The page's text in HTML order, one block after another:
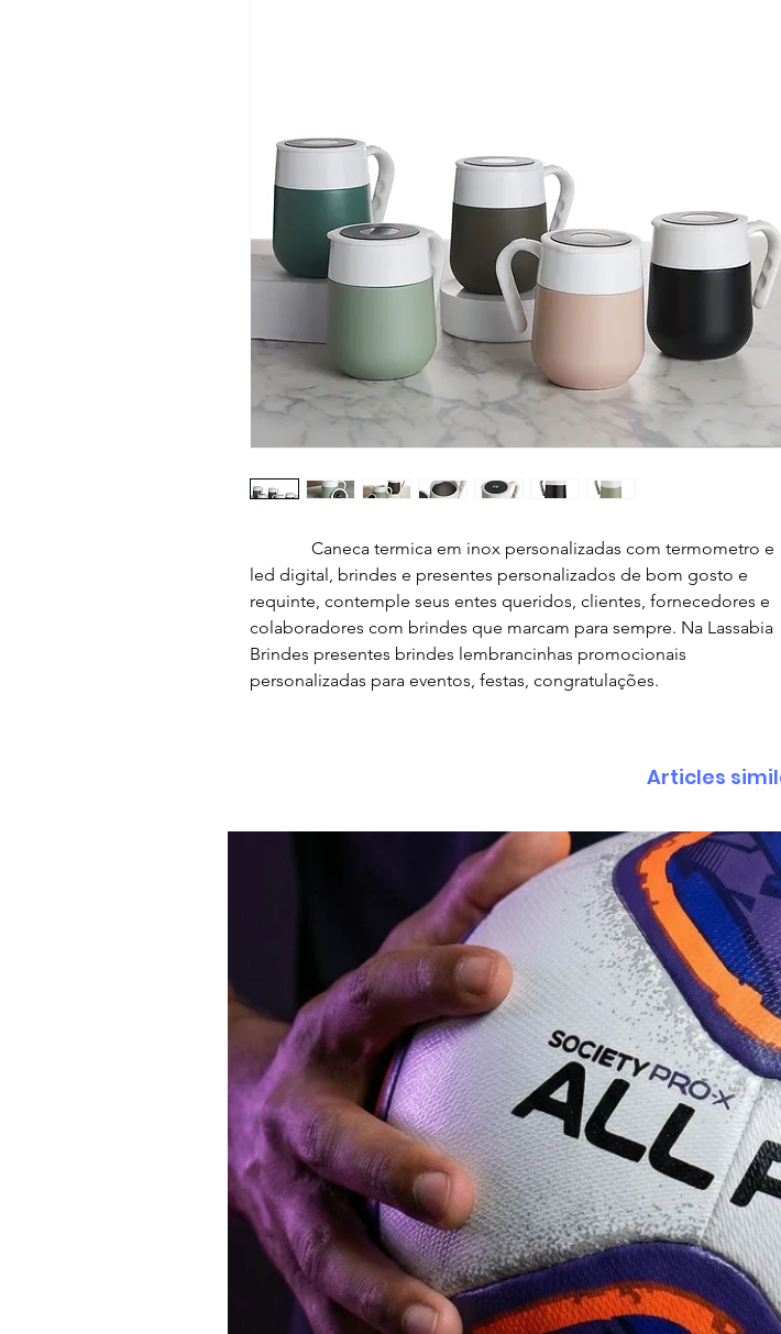
Caneca termica em inox personalizadas com termometro e
led digital, brindes e presentes personalizados de bom gosto e
requinte, contemple seus entes queridos, clientes, fornecedores e
colaboradores com brindes que marcam para sempre. Na Lassabia
Brindes presentes brindes lembrancinhas promocionais
personalizadas para eventos, festas, congratulações.
Articles